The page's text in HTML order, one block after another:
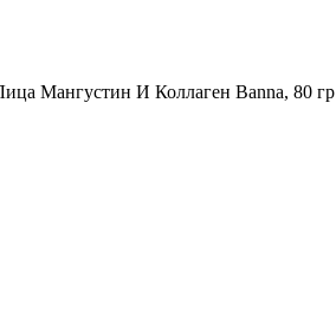
Мангустин И Коллаген Banna, 80 гр